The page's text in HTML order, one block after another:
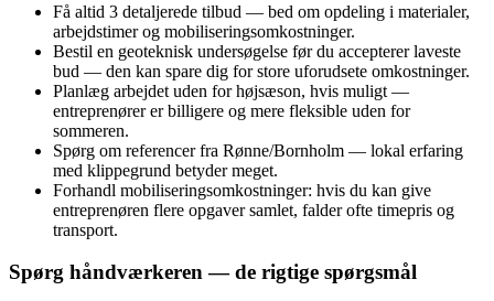
Få altid 3 detaljerede tilbud — bed om opdeling i materialer,
arbejdstimer og mobiliseringsomkostninger.
Bestil en geoteknisk undersøgelse før du accepterer laveste
bud — den kan spare dig for store uforudsete omkostninger.
Planlæg arbejdet uden for højsæson, hvis muligt —
entreprenører er billigere og mere fleksible uden for
sommeren.
Spørg om referencer fra Rønne/Bornholm — lokal erfaring
med klippegrund betyder meget.
Forhandl mobiliseringsomkostninger: hvis du kan give
entreprenøren flere opgaver samlet, falder ofte timepris og
transport.
Spørg håndværkeren — de rigtige spørgsmål